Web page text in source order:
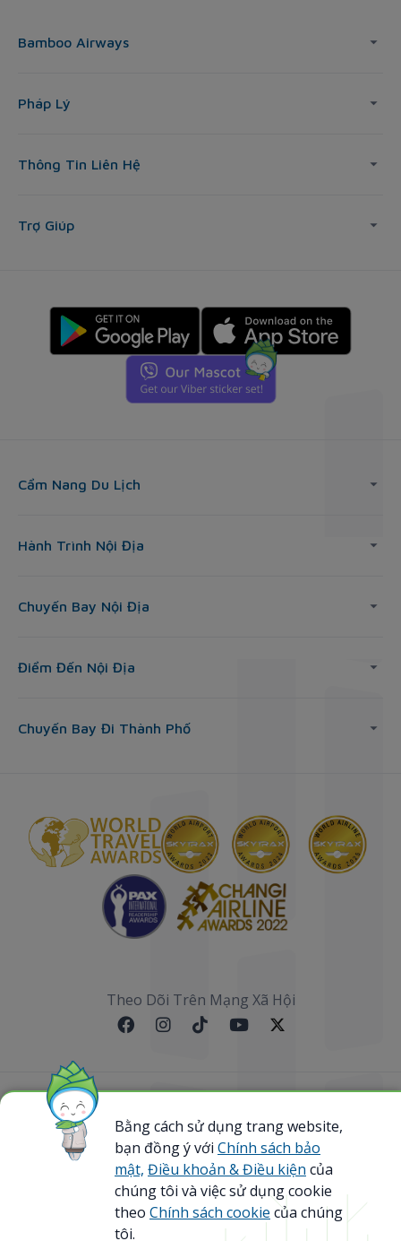
Bamboo Airways
Pháp Lý
Thông Tin Liên Hệ
Trợ Giúp
Cẩm Nang Du Lịch
Hành Trình Nội Địa
Chuyến Bay Nội Địa
Điểm Đến Nội Địa
Chuyến Bay Đi Thành Phố
Theo Dõi Trên Mạng Xã Hội
Sơ đồ website
@ 2023 Bamboo Airways Copyright. All Rights
Reserved.
Business Registration Code: 0107867370
Bằng cách sử dụng trang website,
bạn đồng ý với Chính sách bảo
mật, Điều khoản & Điều kiện của
chúng tôi và việc sử dụng cookie
theo Chính sách cookie của chúng
tôi.